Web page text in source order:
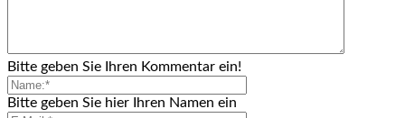
Bitte geben Sie Ihren Kommentar ein!
Bitte geben Sie hier Ihren Namen ein